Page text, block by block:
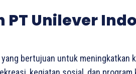
Unilever
bertujuan untuk meningkatkan